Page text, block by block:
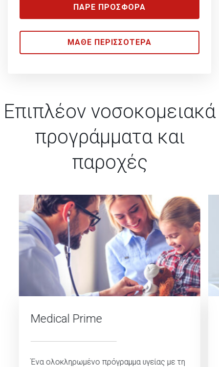
ΠΑΡΕ ΠΡΟΣΦΟΡΑ
ΜΑΘΕ ΠΕΡΙΣΣΟΤΕΡΑ
Επιπλέον νοσοκομειακά
προγράμματα και
παροχές
Medical Prime
Ένα ολοκληρωμένο πρόγραμμα υγείας με τη